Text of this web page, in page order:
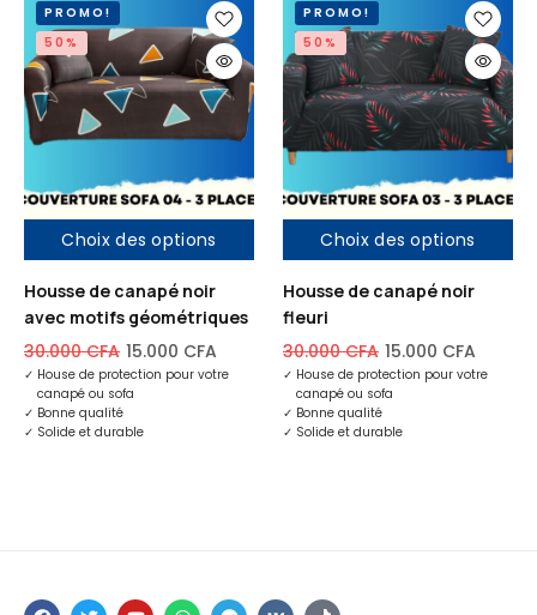
Choix des options
PROMO!
50%
Housse de canapé noir
avec motifs géométriques
30.000CFA 15.000 CFA
✓ House de protection pour votre
canapé ou sofa
✓ Bonne qualité
✓ Solide et durable
Choix des options
PROMO!
50%
Housse de canapé noir
fleuri
30.000CFA 15.000 CFA
✓ House de protection pour votre
canapé ou sofa
✓ Bonne qualité
✓ Solide et durable